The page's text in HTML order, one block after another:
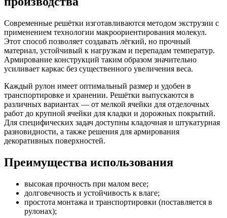
Современные решётки изготавливаются методом экструзии с
применением технологии макроориентирования молекул.
Этот способ позволяет создавать лёгкий, но прочный
материал, устойчивый к нагрузкам и перепадам температур.
Армирование конструкций таким образом значительно
усиливает каркас без существенного увеличения веса.
Каждый рулон имеет оптимальный размер и удобен в
транспортировке и хранении. Решётки выпускаются в
различных вариантах — от мелкой ячейки для отделочных
работ до крупной ячейки для кладки и дорожных покрытий.
Для специфических задач доступны кладочная и штукатурная
разновидности, а также решения для армирования
декоративных поверхностей.
Преимущества использования
высокая прочность при малом весе;
долговечность и устойчивость к влаге;
простота монтажа и транспортировки (поставляется в
рулонах);